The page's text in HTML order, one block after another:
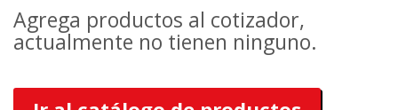
Agrega productos al cotizador,
actualmente no tienen ninguno.